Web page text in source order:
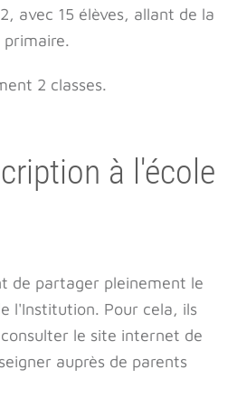
avec 15 élèves, allant de la
2 classes.
à l'école
de partager pleinement le
l'Institution. Pour cela, ils
le site internet de
auprès de parents